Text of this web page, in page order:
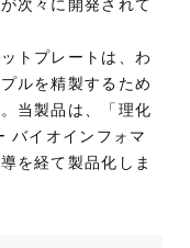
次々に開発されて
トプレートは、わ
ルを精製するため
当製品は、「理化
バイオインフォマ
を経て製品化しま